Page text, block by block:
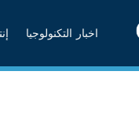
اخبار التكنولوجيا